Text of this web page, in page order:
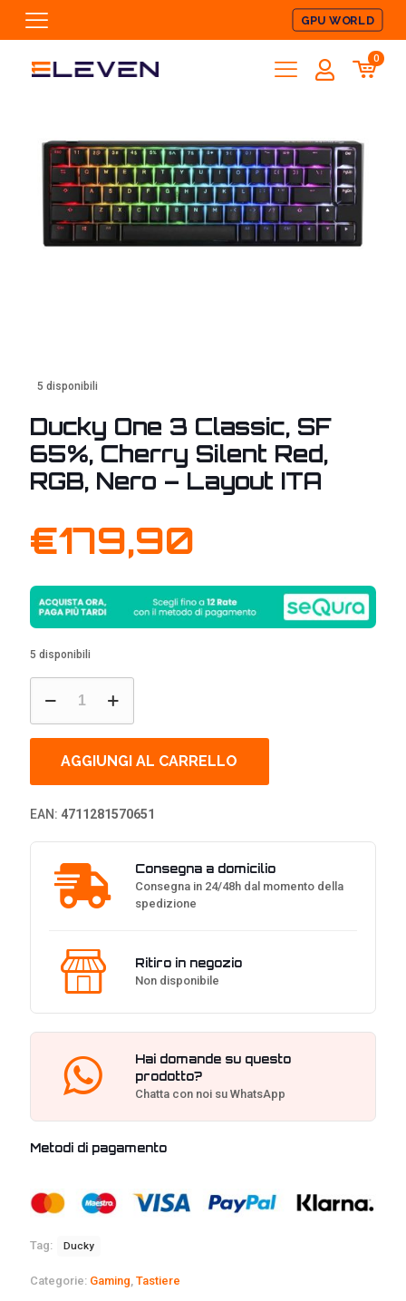
GPU WORLD
0
5 disponibili
Ducky One 3 Classic, SF
65%, Cherry Silent Red,
RGB, Nero – Layout ITA
€179,90
5 disponibili
One
Classic,
Cherry
Red,
RGB,
Layout
AGGIUNGI AL CARRELLO
EAN: 4711281570651
Consegna a domicilio
Consegna in 24/48h dal momento della
spedizione
Ritiro in negozio
Non disponibile
Hai domande su questo
prodotto?
Chatta con noi su WhatsApp
Metodi di pagamento
Tag: Ducky
Categorie: Gaming, Tastiere